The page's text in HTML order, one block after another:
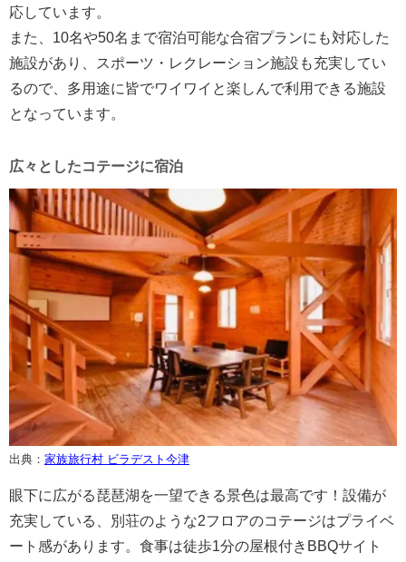
応しています。
また、10名や50名まで宿泊可能な合宿プランにも対応した
施設があり、スポーツ・レクレーション施設も充実してい
るので、多用途に皆でワイワイと楽しんで利用できる施設
となっています。
広々としたコテージに宿泊
出典： 家族旅行村 ビラデスト今津
眼下に広がる琵琶湖を一望できる景色は最高です！設備が
充実している、別荘のような2フロアのコテージはプライベ
ート感があります。食事は徒歩1分の屋根付きBBQサイト